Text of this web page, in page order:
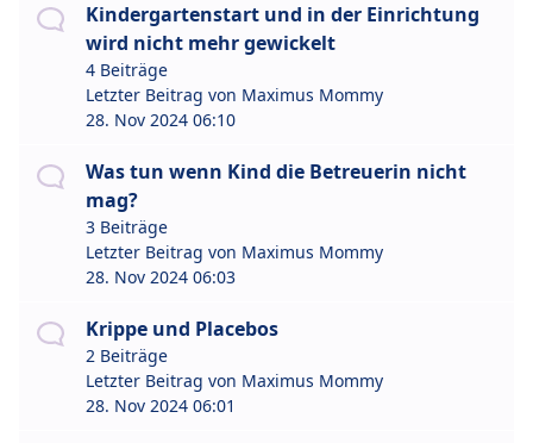
Kindergartenstart und in der Einrichtung
wird nicht mehr gewickelt
4 Beiträge
Letzter Beitrag von Maximus Mommy
28. Nov 2024 06:10
Was tun wenn Kind die Betreuerin nicht
mag?
3 Beiträge
Letzter Beitrag von Maximus Mommy
28. Nov 2024 06:03
Krippe und Placebos
2 Beiträge
Letzter Beitrag von Maximus Mommy
28. Nov 2024 06:01